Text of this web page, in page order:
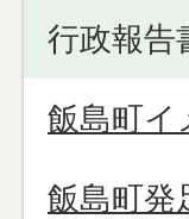
行政報告
飯島町イ
飯島町発